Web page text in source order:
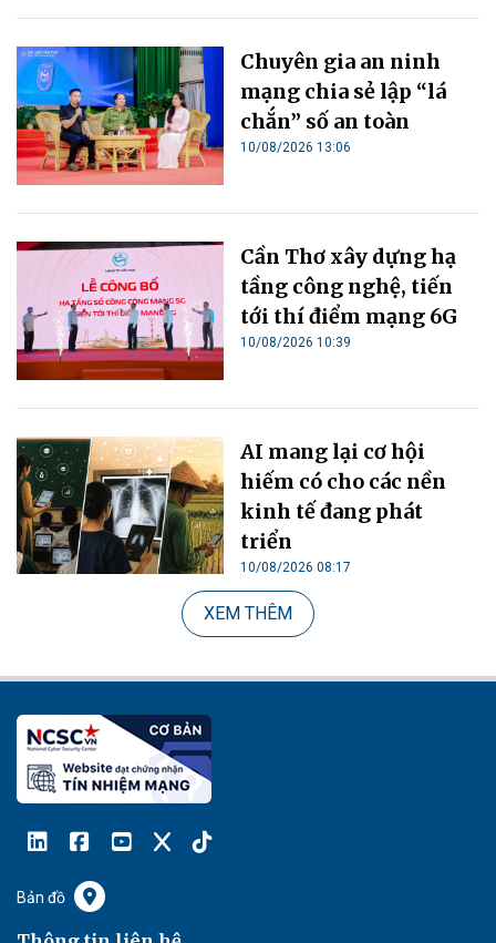
Chuyên gia an ninh
mạng chia sẻ lập “lá
chắn” số an toàn
10/08/2026 13:06
Cần Thơ xây dựng hạ
tầng công nghệ, tiến
tới thí điểm mạng 6G
10/08/2026 10:39
AI mang lại cơ hội
hiếm có cho các nền
kinh tế đang phát
triển
10/08/2026 08:17
XEM THÊM
Bản đồ